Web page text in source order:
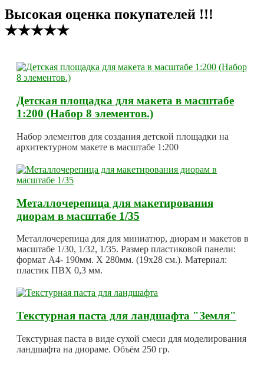
Высокая оценка покупателей !!!
★★★★★
Детская площадка для макета в масштабе
1:200 (Набор 8 элементов.)
Набор элементов для создания детской площадки на
архитектурном макете в масштабе 1:200
Металлочерепица для макетирования
диорам в масштабе 1/35
Металлочерепица для для миниатюр, диорам и макетов в
масштабе 1/30, 1/32, 1/35. Размер пластиковой панели:
формат А4- 190мм. Х 280мм. (19х28 см.). Материал:
пластик ПВХ 0,3 мм.
Текстурная паста для ландшафта "Земля"
Текстурная паста в виде сухой смеси для моделирования
ландшафта на диораме. Объём 250 гр.